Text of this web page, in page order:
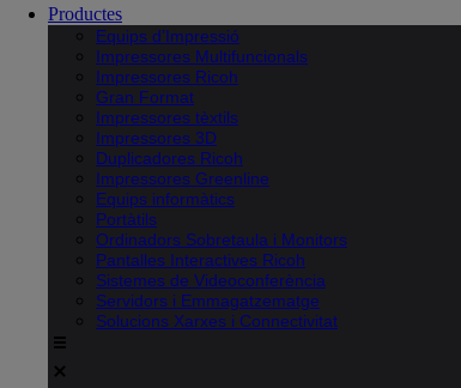
Productes
Equips d’Impressió
Impressores Multifuncionals
Impressores Ricoh
Gran Format
Impressores tèxtils
Impressores 3D
Duplicadores Ricoh
Impressores Greenline
Equips informàtics
Portàtils
Ordinadors Sobretaula i Monitors
Pantalles Interactives Ricoh
Sistemes de Videoconferència
Servidors i Emmagatzematge
Solucions Xarxes i Connectivitat